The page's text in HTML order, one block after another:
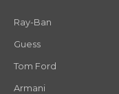
Ray-Ban
Guess
Tom Ford
Armani